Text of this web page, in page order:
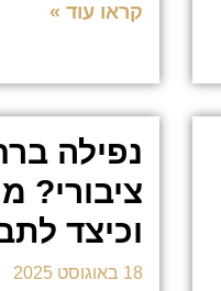
קראו עוד »
נפילה
ציבורי?
וכיצד
18 באוגוסט 2025